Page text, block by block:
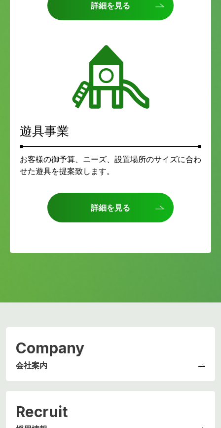
詳細を見る
遊具事業
お客様の御予算、ニーズ、設置場所のサイズに合わ
せた遊具を提案致します。
詳細を見る
Company
会社案内
Recruit